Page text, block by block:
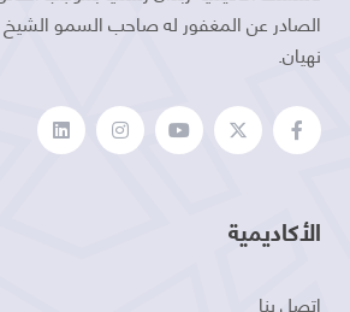
الصادر عن المغفور له صاحب السمو الشيخ
نهيان.
الأكاديمية
اتصل بنا